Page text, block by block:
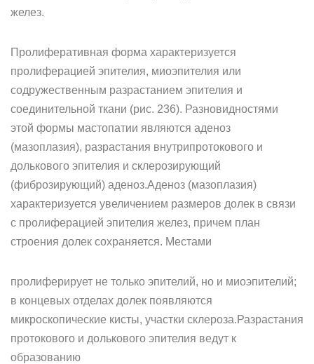
желез.
Пролиферативная форма характеризуется
пролиферацией эпителия, миоэпителия или
содружественным разрастанием эпителия и
соединительной ткани (рис. 236). Разновидностями
этой формы мастопатии являются аденоз
(мазоплазия), разрастания внутрипротокового и
долькового эпителия и склерозирующий
(фиброзирующий) аденоз.Аденоз (мазоплазия)
характеризуется увеличением размеров долек в связи
с пролиферацией эпителия желез, причем план
строения долек сохраняется. Местами
пролиферирует не только эпителий, но и миоэпителий;
в концевых отделах долек появляются
микроскопические кисты, участки склероза.Разрастания
протокового и долькового эпителия ведут к
образованию